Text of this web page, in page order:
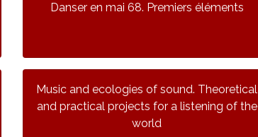
Danser en mai 68. Premiers éléments
Music and ecologies of sound. Theoretical
and practical projects for a listening of the
world